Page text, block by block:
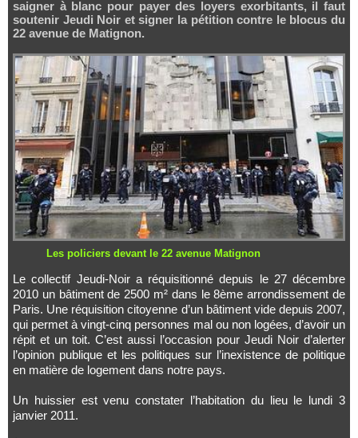
saigner à blanc pour payer des loyers exorbitants, il faut
soutenir Jeudi Noir et signer la pétition contre le blocus du
22 avenue de Matignon.
Les policiers devant le 22 avenue Matignon
Le collectif Jeudi-Noir a réquisitionné depuis le 27 décembre
2010 un bâtiment de 2500 m² dans le 8ème arrondissement de
Paris. Une réquisition citoyenne d’un bâtiment vide depuis 2007,
qui permet à vingt-cinq personnes mal ou non logées, d’avoir un
répit et un toit. C’est aussi l’occasion pour Jeudi Noir d’alerter
l’opinion publique et les politiques sur l’inexistence de politique
en matière de logement dans notre pays.
Un huissier est venu constater l’habitation du lieu le lundi 3
janvier 2011.